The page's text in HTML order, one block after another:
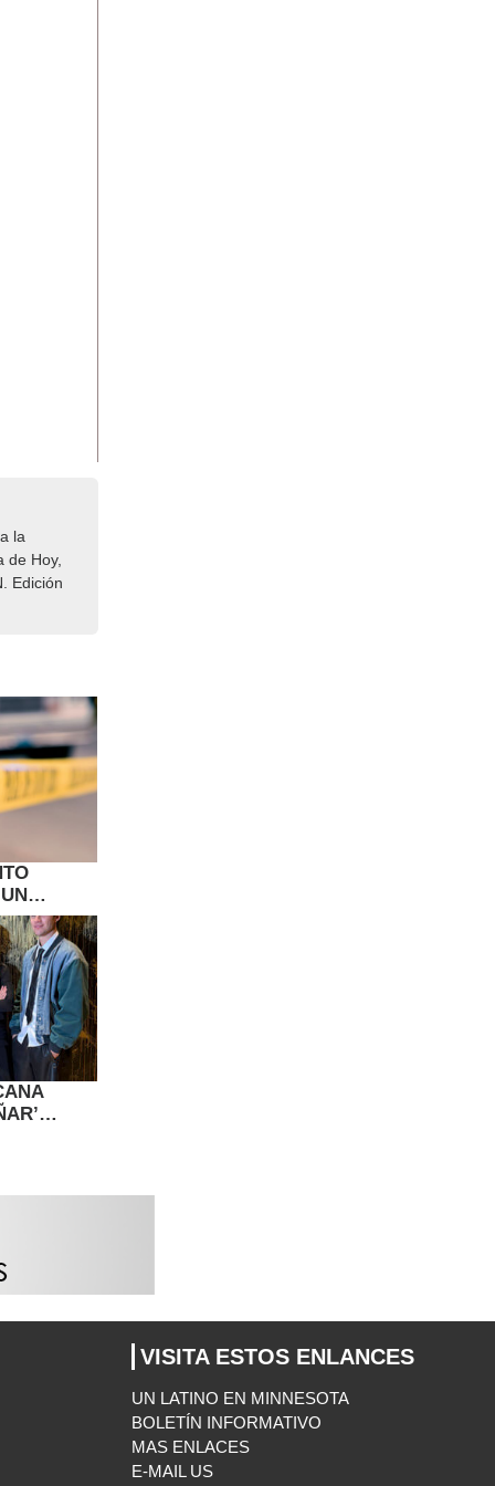
la
de Hoy,
Edición
DE LA
VISITA ESTOS ENLANCES
UN LATINO EN MINNESOTA
BOLETÍN INFORMATIVO
MAS ENLACES
E-MAIL US